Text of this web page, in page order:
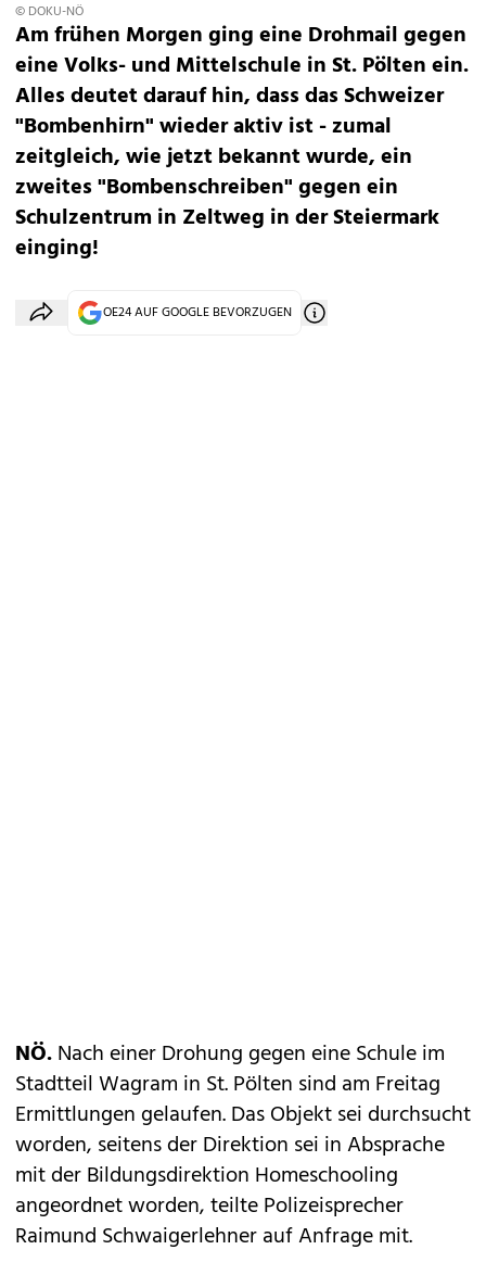
© DOKU-NÖ
Am frühen Morgen ging eine Drohmail gegen
eine Volks- und Mittelschule in St. Pölten ein.
Alles deutet darauf hin, dass das Schweizer
"Bombenhirn" wieder aktiv ist - zumal
zeitgleich, wie jetzt bekannt wurde, ein
zweites "Bombenschreiben" gegen ein
Schulzentrum in Zeltweg in der Steiermark
einging!
OE24 AUF GOOGLE BEVORZUGEN
NÖ.Nach einer Drohung gegen eine Schule im
Stadtteil Wagram in St. Pölten sind am Freitag
Ermittlungen gelaufen. Das Objekt sei durchsucht
worden, seitens der Direktion sei in Absprache
mit der Bildungsdirektion Homeschooling
angeordnet worden, teilte Polizeisprecher
Raimund Schwaigerlehner auf Anfrage mit.